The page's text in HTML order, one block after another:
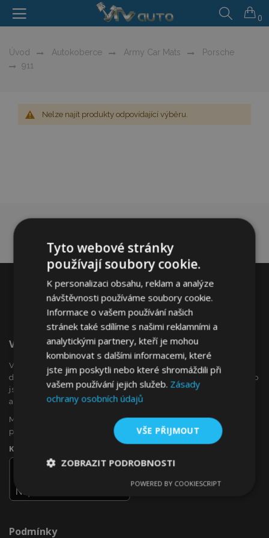
0
Úvod Autokoberce Army Car Mats
Porsche
911
Nelze najít produkty odpovídající výběru.
Vítejte Na VTVauto.cz
VTVauto je maloobchodním prodejcem a velkoobchodním
dodavatelem autopříslušenství a autodoplňků v Evropě, jako
jsou např .: ozdobné kryty kol (poklice), okenní deflektory,
autopotahy, autorohože, chromové kryty a rámy, ...
Máte zájem o dropshipping, nebo se chcete stát naším
partnerem?
Kontaktujte nás ještě dnes!
Podmínky
Tyto webové stránky
používají soubory cookie.
K personalizaci obsahu, reklam a analýze
návštěvnosti používáme soubory cookie.
Informace o vašem používání našich
stránek také sdílíme s našimi reklamními a
analytickými partnery, kteří je mohou
kombinovat s dalšími informacemi, které
jste jim poskytli nebo které shromáždili při
vašem používání jejich služeb. Zásady
ochrany osobních údajů
VŠE PŘIJMOUT
ZOBRAZIT PODROBNOSTI
nutné
Výkonové
soubory
Soubory
POWERED BY COOKIESCRIPT